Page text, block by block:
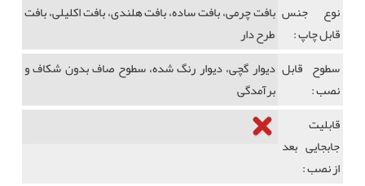
نوع جنس
قابل چاپ :
بافت چرمی، بافت ساده، بافت هلندی، بافت اکلیلی، بافت
طرح دار
سطوح قابل
نصب :
دیوار گچی، دیوار رنگ شده، سطوح صاف بدون شکاف و
برآمدگی
قابلیت
جابجایی بعد
از نصب :